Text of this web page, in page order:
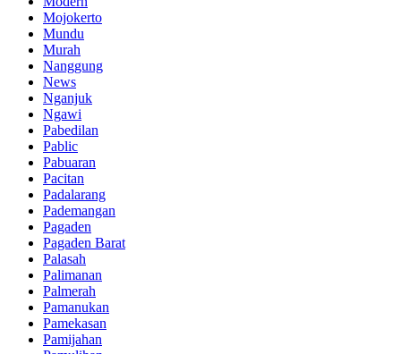
Mojokerto
Mundu
Murah
Nanggung
News
Nganjuk
Ngawi
Pabedilan
Pablic
Pabuaran
Pacitan
Padalarang
Pademangan
Pagaden
Pagaden Barat
Palasah
Palimanan
Palmerah
Pamanukan
Pamekasan
Pamijahan